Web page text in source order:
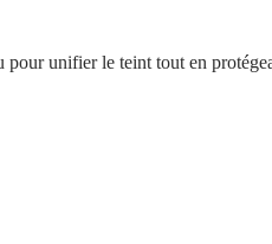
unifier le teint tout en